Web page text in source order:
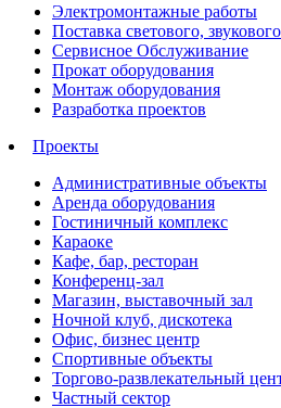
Электромонтажные работы
Поставка светового,
Сервисное Обслуживание
Прокат оборудования
Монтаж оборудования
Разработка проектов
Проекты
Административные объекты
Аренда оборудования
Гостиничный комплекс
Караоке
Кафе, бар, ресторан
Конференц-зал
Магазин, выставочный зал
Ночной клуб, дискотека
Офис, бизнес центр
Спортивные объекты
Торгово-развлекательный
Частный сектор